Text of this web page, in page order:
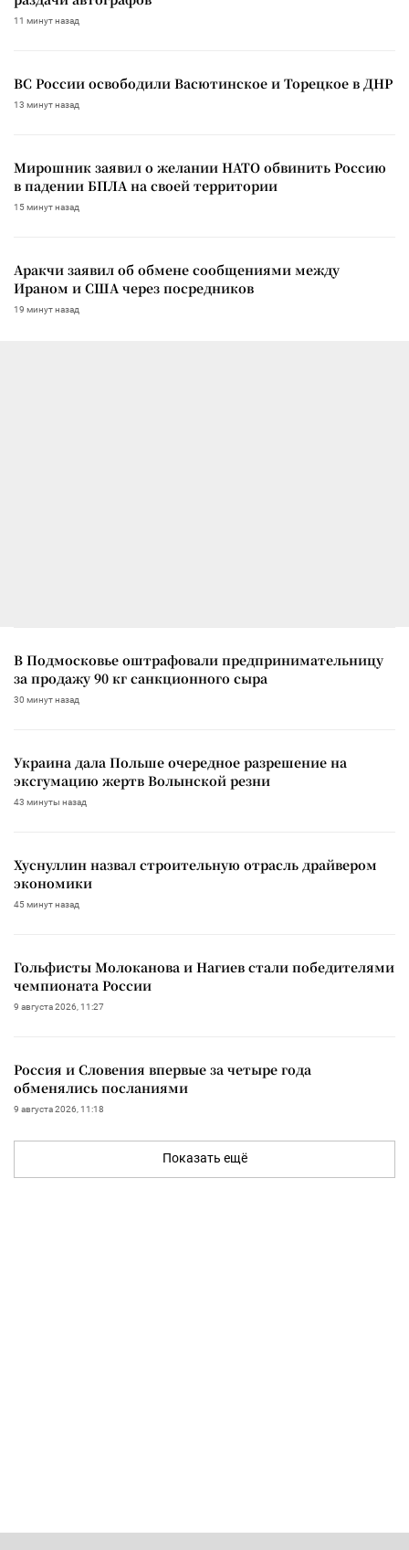
11 минут назад
ВС России освободили Васютинское и Торецкое в ДНР
13 минут назад
Мирошник заявил о желании НАТО обвинить Россию
в падении БПЛА на своей территории
15 минут назад
Аракчи заявил об обмене сообщениями между
Ираном и США через посредников
19 минут назад
В Подмосковье оштрафовали предпринимательницу
за продажу 90 кг санкционного сыра
30 минут назад
Украина дала Польше очередное разрешение на
эксгумацию жертв Волынской резни
43 минуты назад
Хуснуллин назвал строительную отрасль драйвером
экономики
45 минут назад
Гольфисты Молоканова и Нагиев стали победителями
чемпионата России
9 августа 2026, 11:27
Россия и Словения впервые за четыре года
обменялись посланиями
9 августа 2026, 11:18
Показать ещё